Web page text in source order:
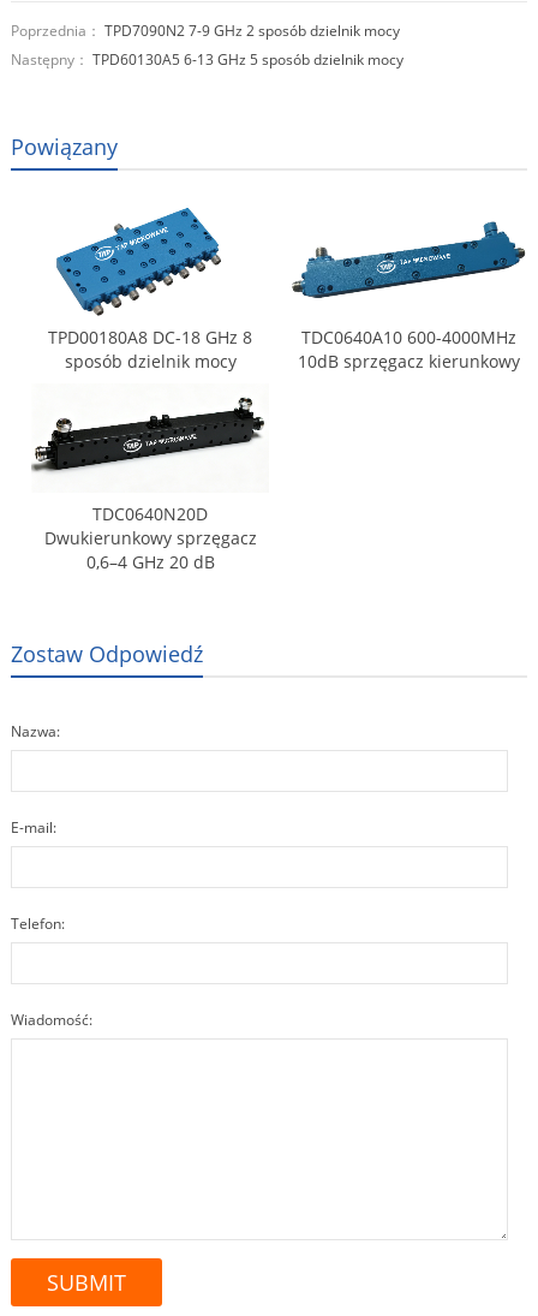
Poprzednia： TPD7090N2 7-9 GHz 2 sposób dzielnik mocy
Następny： TPD60130A5 6-13 GHz 5 sposób dzielnik mocy
Powiązany
TPD00180A8 DC-18 GHz 8
sposób dzielnik mocy
TDC0640A10 600-4000MHz
10dB sprzęgacz kierunkowy
TDC0640N20D
Dwukierunkowy sprzęgacz
0,6–4 GHz 20 dB
Zostaw Odpowiedź
Nazwa:
E-mail:
Telefon:
Wiadomość: